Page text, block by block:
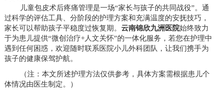
儿童包皮术后疼痛管理是一场“家长与孩子的共同战役”。通
过科学的评估工具、分阶段的护理方案和充满温度的安抚技巧，
家长可以帮助孩子平稳度过恢复期。 云南锦欣九洲医院始终致力
于为患儿提供“微创治疗+人文关怀”的一体化服务，若您在护理中
遇到任何困惑，欢迎随时联系医院小儿外科团队，让我们携手为
孩子的健康保驾护航。
（注：本文所述护理方法仅供参考，具体方案需根据患儿个
体情况由医生制定。）